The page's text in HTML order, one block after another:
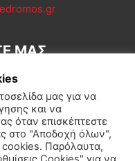
ΜΑΣ
Διεθνή Κοινωνία
μας για να
και να
όταν επισκέπτεστε
στο "Αποδοχή όλων",
cookies. Παρόλαυτα,